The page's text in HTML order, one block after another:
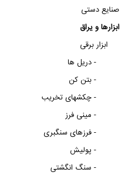
صنایع دستی
ابزارها و یراق
ابزار برقی
دریل ها -
بتن کن -
چکشهای تخریب -
مینی فرز -
فرزهای سنگبری -
پولیش -
سنگ انگشتی -